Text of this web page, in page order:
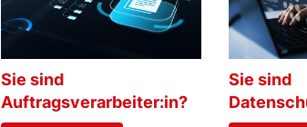
Sie sind
Auftragsverarbeiter:in?
Sie sind